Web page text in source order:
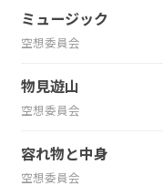
ミュージック
空想委員会
物見遊山
空想委員会
容れ物と中身
空想委員会